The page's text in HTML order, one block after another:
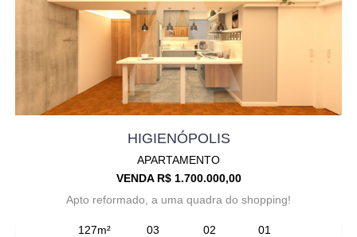
HIGIENÓPOLIS
APARTAMENTO
VENDA R$ 1.700.000,00
Apto reformado, a uma quadra do shopping!
127m²
03
02
01